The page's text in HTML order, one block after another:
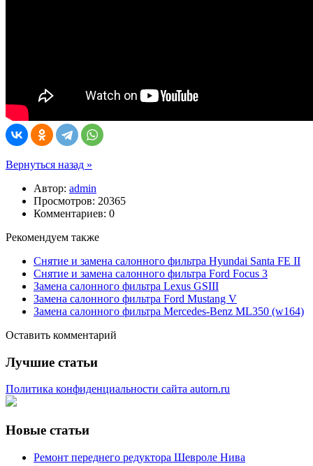
Вернуться назад »
Автор: admin
Просмотров: 20365
Комментариев: 0
Рекомендуем также
Снятие и замена салонного фильтра Hyundai Santa FE II
Снятие и замена салонного фильтра Ford Focus 3
Замена салонного фильтра Lexus GSIII
Замена салонного фильтра Ford Mustang V
Замена салонного фильтра Mercedes-Benz ML350 (w164)
Оставить комментарий
Лучшие статьи
Политика конфиденциальности сайта autorn.ru
Новые статьи
Ремонт переднего редуктора Шевроле Нива